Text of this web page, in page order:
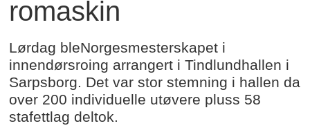
romaskin
Lørdag bleNorgesmesterskapet i
innendørsroing arrangert i Tindlundhallen i
Sarpsborg. Det var stor stemning i hallen da
over 200 individuelle utøvere pluss 58
stafettlag deltok.